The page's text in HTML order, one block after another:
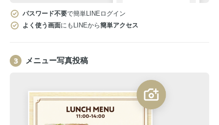
パスワード不要で簡単LINEログイン
よく使う画面にもLINEから簡単アクセス
メニュー写真投稿